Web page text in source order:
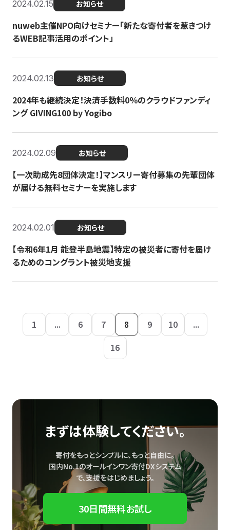
2024.02.15 お知らせ
nuweb主催NPO向けセミナー「新たな寄付者を惹きつけ
るWEB記事活用のポイント」
2024.02.13 お知らせ
2024年も継続決定！決済手数料0％のクラウドファンディ
ング GIVING100 by Yogibo
2024.02.09 お知らせ
【一次助成先8団体決定！】マンスリー寄付募集の先輩団体
が届ける無料セミナーを実施します
2024.02.01 お知らせ
【令和6年1月 能登半島地震】特定の被災者に寄付を届け
るためのコングラント被災地支援
1 ... 6 7 8 9 10
...
16
まずは体験してください。
寄付をもっとシンプルに、もっと自由に。
国内No.1のオールインワン寄付DXシステム
で、支援をはじめましょう。
30日間無料お試し